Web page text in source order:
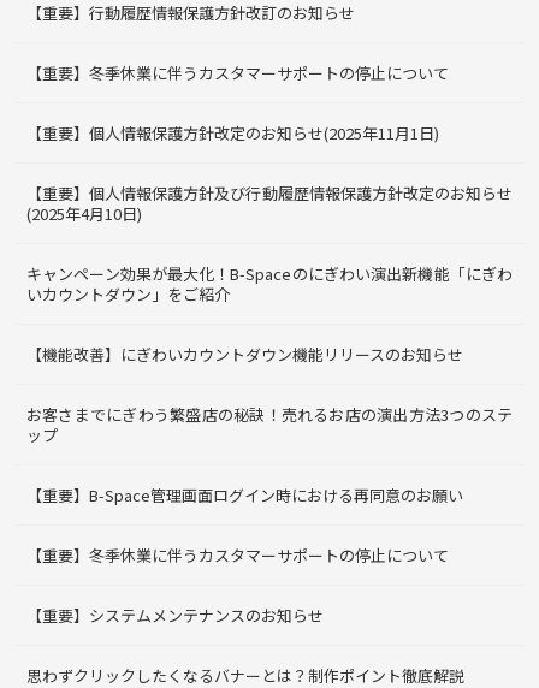
【重要】行動履歴情報保護方針改訂のお知らせ
【重要】冬季休業に伴うカスタマーサポートの停止について
【重要】個人情報保護方針改定のお知らせ(2025年11月1日)
【重要】個人情報保護方針及び行動履歴情報保護方針改定のお知らせ
(2025年4月10日)
キャンペーン効果が最大化！B-Spaceのにぎわい演出新機能「にぎわ
いカウントダウン」をご紹介
【機能改善】にぎわいカウントダウン機能リリースのお知らせ
お客さまでにぎわう繁盛店の秘訣！売れるお店の演出方法3つのステ
ップ
【重要】B-Space管理画面ログイン時における再同意のお願い
【重要】冬季休業に伴うカスタマーサポートの停止について
【重要】システムメンテナンスのお知らせ
思わずクリックしたくなるバナーとは？制作ポイント徹底解説